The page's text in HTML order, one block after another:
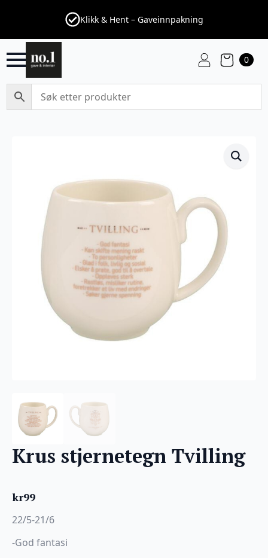
Klikk & Hent – Gaveinnpakning
0
Krus stjernetegn Tvilling
kr99
22/5-21/6
-God fantasi